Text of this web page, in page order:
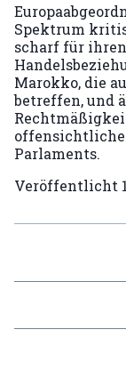
Spektrum
scharf für
Marokko, die
betreffen, und
Parlaments.
Veröffentlicht